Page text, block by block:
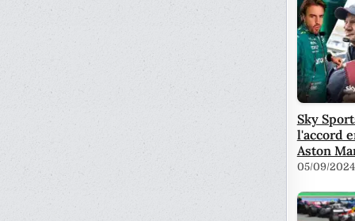
Sky
l'accord
Aston
05/09/2024